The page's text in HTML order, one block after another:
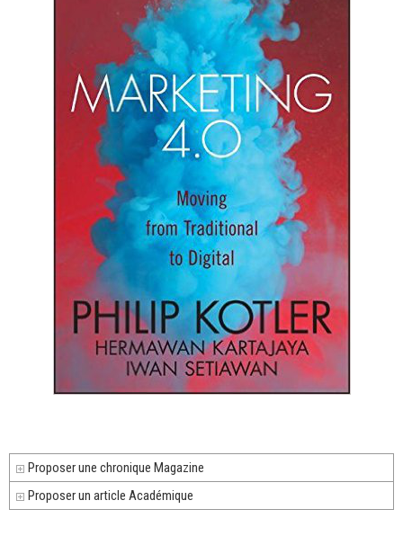
Proposer une chronique Magazine
Proposer un article Académique